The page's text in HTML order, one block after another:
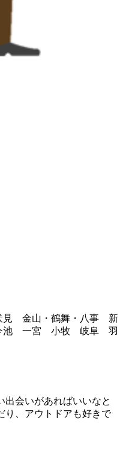
金山・鶴舞・八事 新
今池 一宮 小牧 岐阜 羽
出会いがあればいいなと
り、アウトドアも好きで